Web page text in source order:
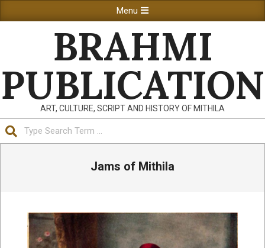
to
Navigation
Menu
BRAHMI
PUBLICATION
ART, CULTURE, SCRIPT AND HISTORY OF MITHILA
Jams of Mithila